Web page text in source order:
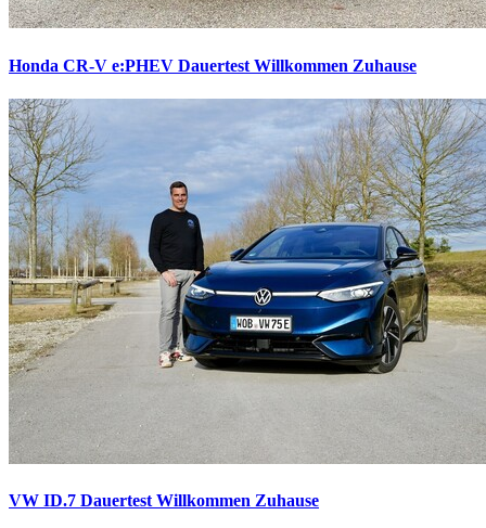
Honda CR-V e:PHEV Dauertest Willkommen Zuhause
VW ID.7 Dauertest Willkommen Zuhause